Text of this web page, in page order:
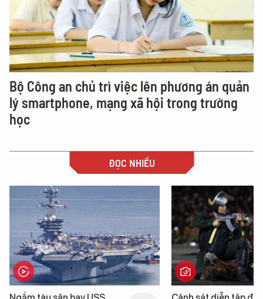
Bộ Công an chủ trì việc lên phương án quản
lý smartphone, mạng xã hội trong trường
học
ĐỌC NHIỀU